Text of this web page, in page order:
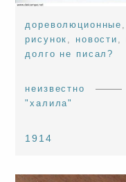
дореволюционные ,
рисунок , новости ,
долго не писал?
неизвестно
"халила"
1914